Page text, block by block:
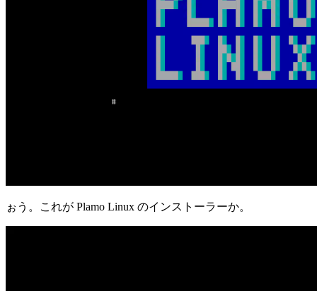
ぉう。これが Plamo Linux のインストーラーか。